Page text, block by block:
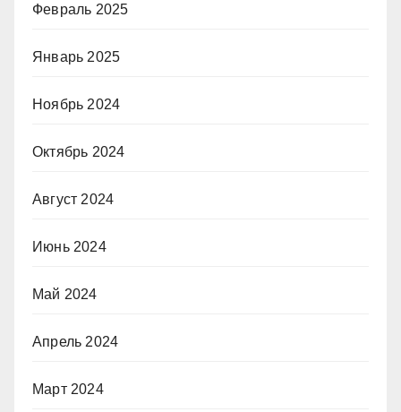
Февраль 2025
Январь 2025
Ноябрь 2024
Октябрь 2024
Август 2024
Июнь 2024
Май 2024
Апрель 2024
Март 2024